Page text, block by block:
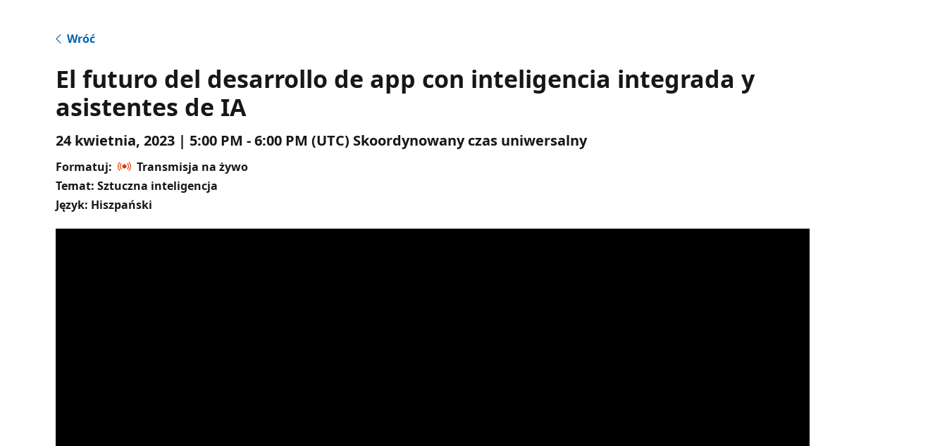
Wróć
El futuro del desarrollo de app con inteligencia integrada y
asistentes de IA
24 kwietnia, 2023 | 5:00 PM - 6:00 PM (UTC) Skoordynowany czas uniwersalny
Formatuj:
Transmisja na żywo
Temat: Sztuczna inteligencja
Język: Hiszpański